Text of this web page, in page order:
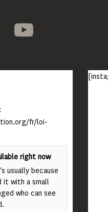
fr/loi-
right now
usually because
it with a small
who can see